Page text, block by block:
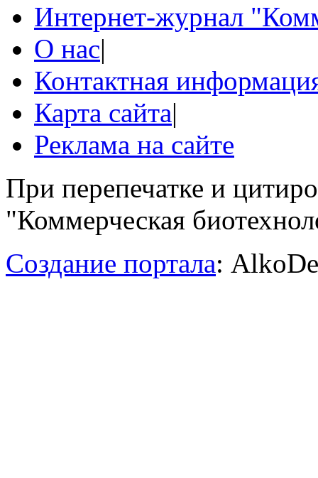
Интернет-журнал
О нас|
Контактная
Карта сайта|
Реклама на сайте
При перепечатке и
"Коммерческая
Создание портала: